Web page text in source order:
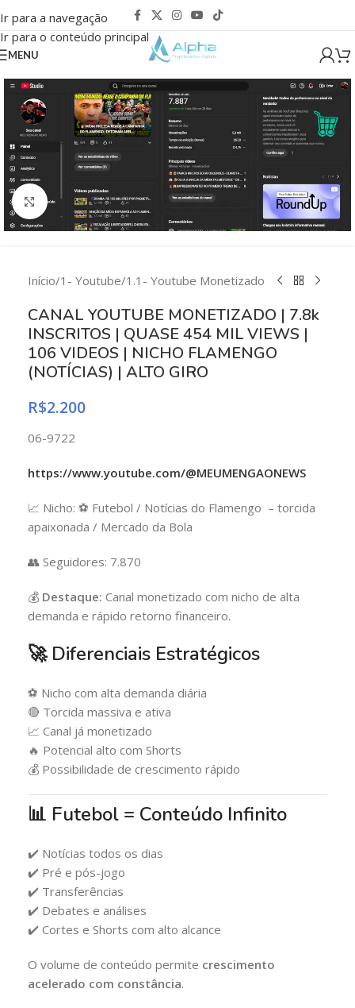
Ir para a navegação
Ir para o conteúdo principal
MENU
Clique para ampliar
Início/1- Youtube/1.1- Youtube Monetizado
CANAL YOUTUBE MONETIZADO | 7.8k
INSCRITOS | QUASE 454 MIL VIEWS |
106 VIDEOS | NICHO FLAMENGO
(NOTÍCIAS) | ALTO GIRO
R$2.200
06-9722
https://www.youtube.com/@MEUMENGAONEWS
📈 Nicho: ⚽ Futebol / Notícias do Flamengo – torcida
apaixonada / Mercado da Bola
👥 Seguidores: 7.870
💰 Destaque: Canal monetizado com nicho de alta
demanda e rápido retorno financeiro.
🚀 Diferenciais Estratégicos
⚽ Nicho com alta demanda diária
🔴 Torcida massiva e ativa
📈 Canal já monetizado
🔥 Potencial alto com Shorts
💰 Possibilidade de crescimento rápido
📊 Futebol = Conteúdo Infinito
✔️ Notícias todos os dias
✔️ Pré e pós-jogo
✔️ Transferências
✔️ Debates e análises
✔️ Cortes e Shorts com alto alcance
O volume de conteúdo permite crescimento
acelerado com constância.